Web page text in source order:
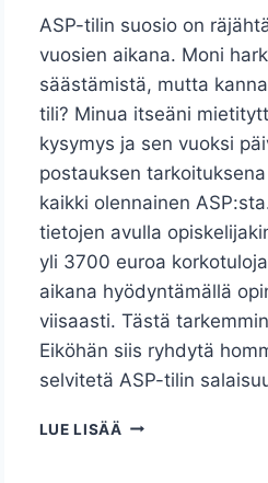
ASP-tilin suosio on
vuosien aikana. Moni
säästämistä, mutta
tili? Minua itseäni
kysymys ja sen vuoksi
postauksen
kaikki olennainen
tietojen avulla
yli 3700 euroa
aikana hyödyntämällä
viisaasti. Tästä
Eiköhän siis ryhdytä
selvitetä ASP-tilin
LUE LISÄÄ ASP-